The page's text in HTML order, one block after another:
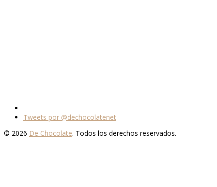
Tweets por @dechocolatenet
© 2026 De Chocolate. Todos los derechos reservados.